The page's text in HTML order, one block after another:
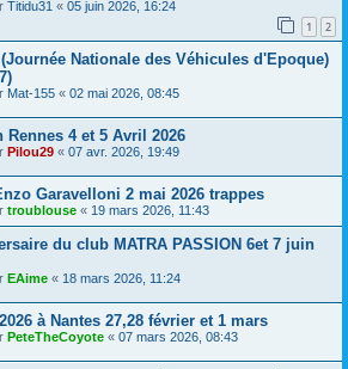
Titidu31 « 05 juin 2026, 16:24
1 2
(Journée Nationale des Véhicules d'Epoque)
Mat-155 « 02 mai 2026, 08:45
Rennes 4 et 5 Avril 2026
Pilou29 « 07 avr. 2026, 19:49
Garavelloni 2 mai 2026 trappes
troublouse « 19 mars 2026, 11:43
du club MATRA PASSION 6et 7 juin
EAime « 18 mars 2026, 11:24
à Nantes 27,28 février et 1 mars
PeteTheCoyote « 07 mars 2026, 08:43